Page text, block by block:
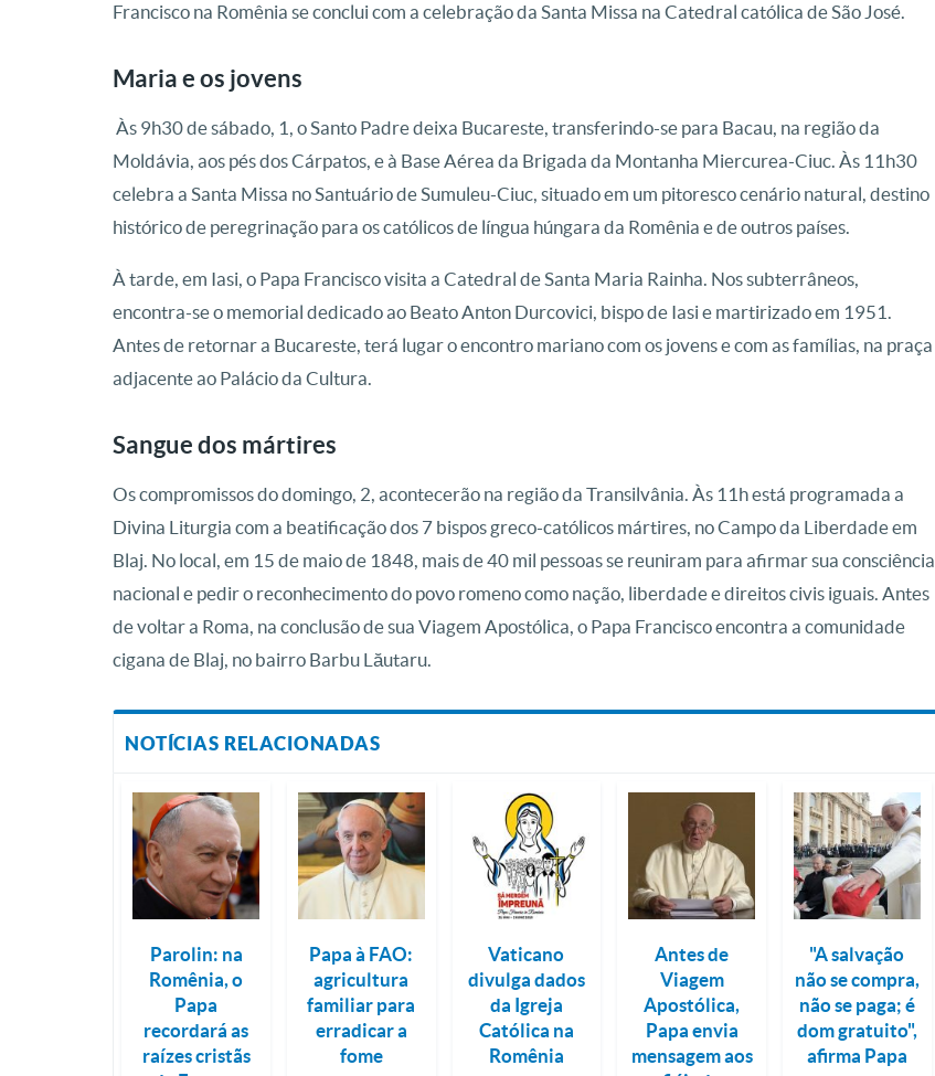
Francisco na Romênia se conclui com a celebração da Santa Missa na Catedral católica de São José.
Maria e os jovens
Às 9h30 de sábado, 1, o Santo Padre deixa Bucareste, transferindo-se para Bacau, na região da
Moldávia, aos pés dos Cárpatos, e à Base Aérea da Brigada da Montanha Miercurea-Ciuc. Às 11h30
celebra a Santa Missa no Santuário de Sumuleu-Ciuc, situado em um pitoresco cenário natural, destino
histórico de peregrinação para os católicos de língua húngara da Romênia e de outros países.
À tarde, em Iasi, o Papa Francisco visita a Catedral de Santa Maria Rainha. Nos subterrâneos,
encontra-se o memorial dedicado ao Beato Anton Durcovici, bispo de Iasi e martirizado em 1951.
Antes de retornar a Bucareste, terá lugar o encontro mariano com os jovens e com as famílias, na praça
adjacente ao Palácio da Cultura.
Sangue dos mártires
Os compromissos do domingo, 2, acontecerão na região da Transilvânia. Às 11h está programada a
Divina Liturgia com a beatificação dos 7 bispos greco-católicos mártires, no Campo da Liberdade em
Blaj. No local, em 15 de maio de 1848, mais de 40 mil pessoas se reuniram para afirmar sua consciência
nacional e pedir o reconhecimento do povo romeno como nação, liberdade e direitos civis iguais. Antes
de voltar a Roma, na conclusão de sua Viagem Apostólica, o Papa Francisco encontra a comunidade
cigana de Blaj, no bairro Barbu Lăutaru.
NOTÍCIAS RELACIONADAS
Parolin: na
Romênia, o
Papa
recordará as
raízes cristãs
Papa à FAO:
agricultura
familiar para
erradicar a
fome
Vaticano
divulga dados
da Igreja
Católica na
Romênia
Antes de
Viagem
Apostólica,
Papa envia
mensagem aos
"A salvação
não se compra,
não se paga; é
dom gratuito",
afirma Papa